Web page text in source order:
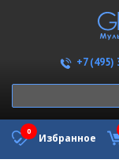
+7 (495)
Избранное
0